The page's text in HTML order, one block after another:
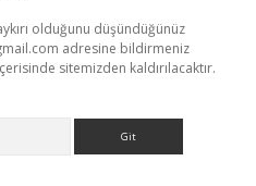
olduğunu düşündüğünüz
adresine bildirmeniz
sitemizden kaldırılacaktır.